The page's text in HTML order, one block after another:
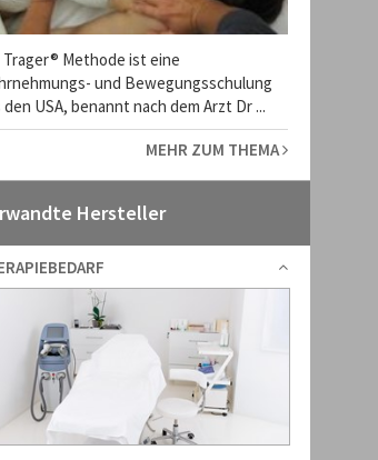
Trager® Methode ist eine
und Bewegungsschulung
den USA, benannt nach dem Arzt Dr ...
MEHR ZUM THEMA
Hersteller